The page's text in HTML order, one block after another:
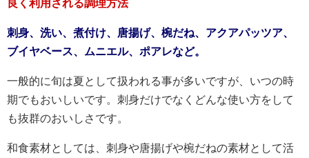
良く利用される調理方法
刺身、洗い、煮付け、唐揚げ、椀だね、アクアパッツア、
ブイヤベース、ムニエル、ポアレなど。
一般的に旬は夏として扱われる事が多いですが、いつの時
期でもおいしいです。刺身だけでなくどんな使い方をして
も抜群のおいしさです。
和食素材としては、刺身や唐揚げや椀だねの素材として活